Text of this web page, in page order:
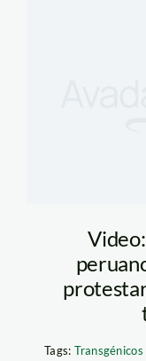
Tags: Transgénicos